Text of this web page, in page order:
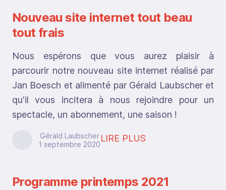
Nouveau site internet tout beau
tout frais
Nous espérons que vous aurez plaisir à
parcourir notre nouveau site internet réalisé par
Jan Boesch et alimenté par Gérald Laubscher et
qu'il vous incitera à nous rejoindre pour un
spectacle, un abonnement, une saison !
Gérald Laubscher
1 septembre 2020
LIRE PLUS
Programme printemps 2021